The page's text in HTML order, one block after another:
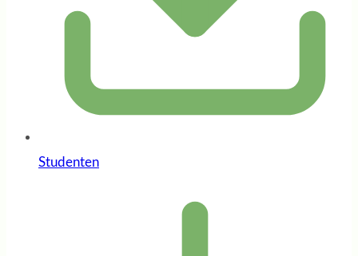
Studenten